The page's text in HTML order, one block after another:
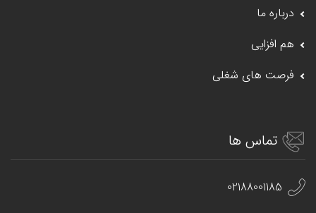
درباره ما
هم افزایی
فرصت های شغلی
تماس ها
02188001185